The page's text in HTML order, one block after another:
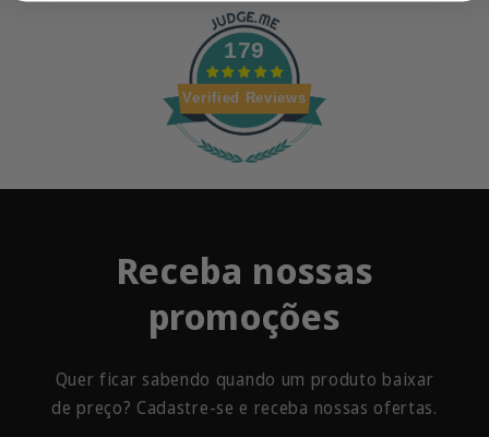
179
Verified Reviews
Receba nossas
promoções
Quer ficar sabendo quando um produto baixar
de preço? Cadastre-se e receba nossas ofertas.